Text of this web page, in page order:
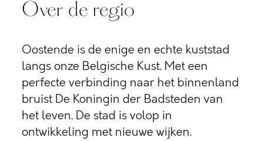
Over de regio
Oostende is de enige en echte kuststad
langs onze Belgische Kust. Met een
perfecte verbinding naar het binnenland
bruist De Koningin der Badsteden van
het leven. De stad is volop in
ontwikkeling met nieuwe wijken.